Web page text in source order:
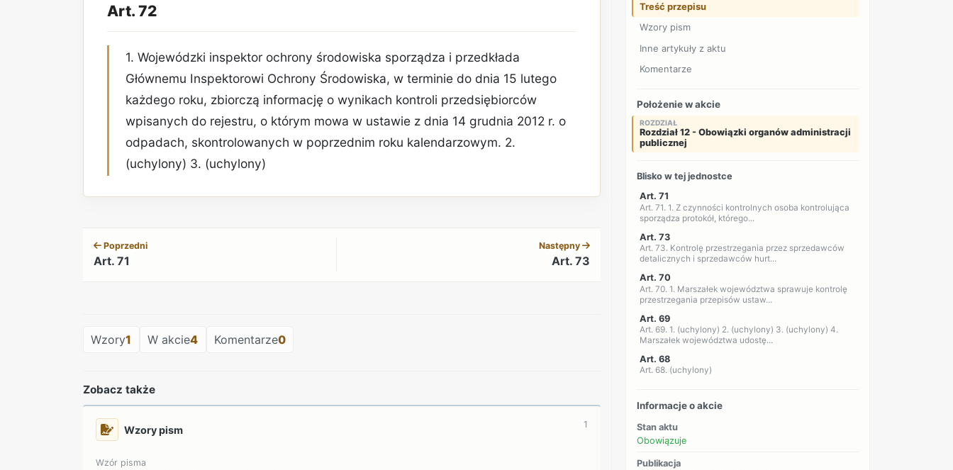
Art. 72
1. Wojewódzki inspektor ochrony środowiska sporządza i przedkłada
Głównemu Inspektorowi Ochrony Środowiska, w terminie do dnia 15 lutego
każdego roku, zbiorczą informację o wynikach kontroli przedsiębiorców
wpisanych do rejestru, o którym mowa w ustawie z dnia 14 grudnia 2012 r. o
odpadach, skontrolowanych w poprzednim roku kalendarzowym. 2.
(uchylony) 3. (uchylony)
Poprzedni
Art. 71
Następny
Art. 73
Wzory1 W akcie4 Komentarze0
Zobacz także
Wzory pism 1
Wzór pisma
Treść przepisu
Wzory pism
Inne artykuły z aktu
Komentarze
Położenie w akcie
ROZDZIAŁ
Rozdział 12 - Obowiązki organów administracji
publicznej
Blisko w tej jednostce
Art. 71
Art. 71. 1. Z czynności kontrolnych osoba kontrolująca
sporządza protokół, którego...
Art. 73
Art. 73. Kontrolę przestrzegania przez sprzedawców
detalicznych i sprzedawców hurt...
Art. 70
Art. 70. 1. Marszałek województwa sprawuje kontrolę
przestrzegania przepisów ustaw...
Art. 69
Art. 69. 1. (uchylony) 2. (uchylony) 3. (uchylony) 4.
Marszałek województwa udostę...
Art. 68
Art. 68. (uchylony)
Informacje o akcie
Stan aktu
Obowiązuje
Publikacja